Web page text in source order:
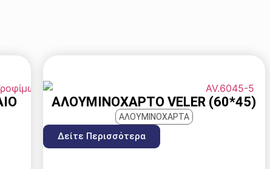
ΑΛΟΥΜΙΝΌΧΑΡΤΟ VELER (60*45)
ΑΛΟΥΜΙΝΟΧΑΡΤΑ
Δείτε Περισσότερα